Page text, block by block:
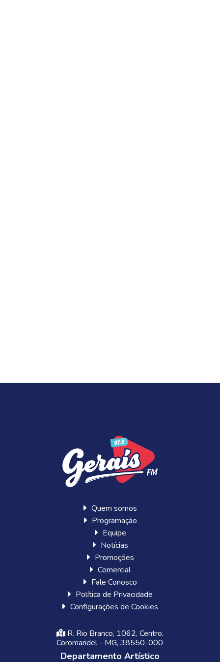
Quem somos
Programação
Equipe
Notícias
Promoções
Comercial
Fale Conosco
Política de Privacidade
Configurações de Cookies
R. Rio Branco, 1062, Centro,
Coromandel - MG, 38550-000
Departamento Artístico